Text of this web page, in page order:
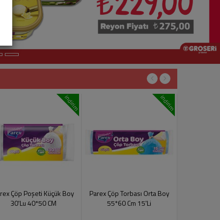
indirim
Çöp Poşeti Küçük Boy
30'Lu 40*50 CM
indirim
Parex Çöp Torbası Orta Boy
55*60 Cm 15'Li